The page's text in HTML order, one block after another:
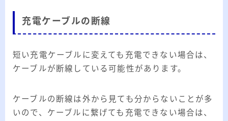
充電ケーブルの断線
短い充電ケーブルに変えても充電できない場合は、
ケーブルが断線している可能性があります。
ケーブルの断線は外から見ても分からないことが多
いので、ケーブルに繋げても充電できない場合は、